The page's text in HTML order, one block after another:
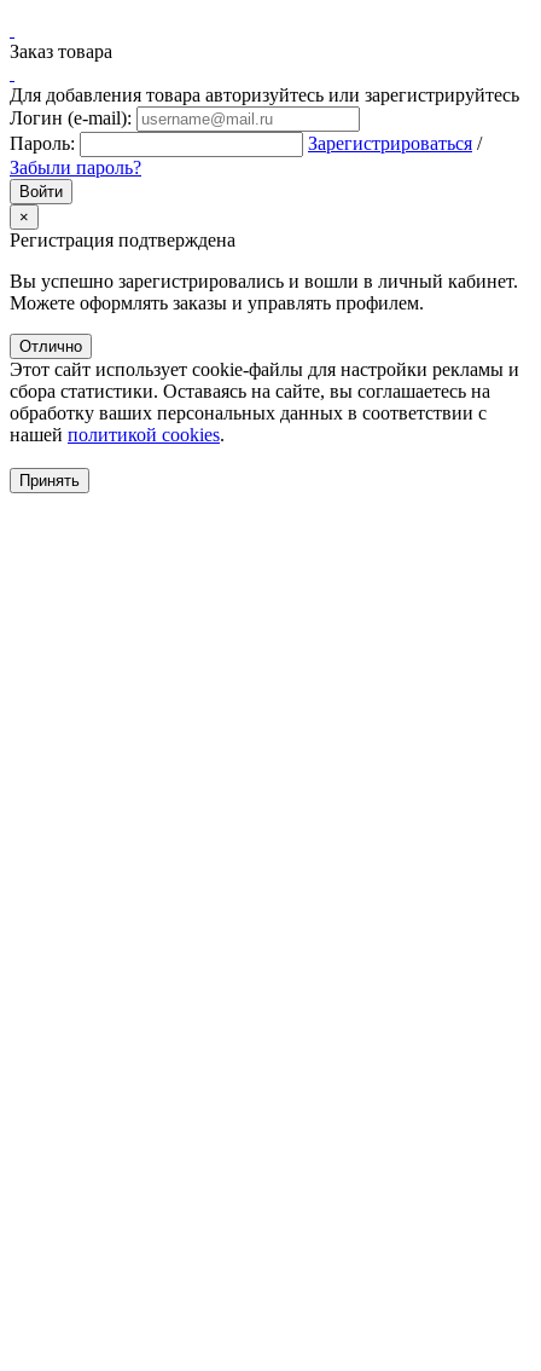
Заказ товара
Для добавления товара авторизуйтесь или зарегистрируйтесь
Логин (e-mail):
Пароль:
Зарегистрироваться /
Забыли пароль?
×
Регистрация подтверждена
Вы успешно зарегистрировались и вошли в личный кабинет.
Можете оформлять заказы и управлять профилем.
Отлично
Этот сайт использует cookie-файлы для настройки рекламы и
сбора статистики. Оставаясь на сайте, вы соглашаетесь на
обработку ваших персональных данных в соответствии с
нашей политикой cookies.
Принять